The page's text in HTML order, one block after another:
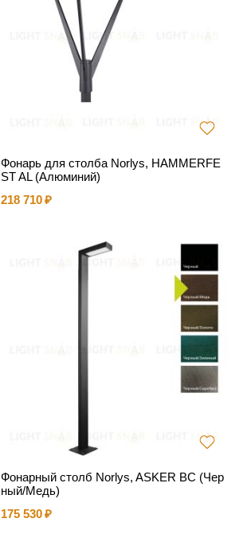
Фонарь для столба Norlys, HAMMERFE
ST AL (Алюминий)
218 710
Фонарный столб Norlys, ASKER BC (Чер
ный/Медь)
175 530